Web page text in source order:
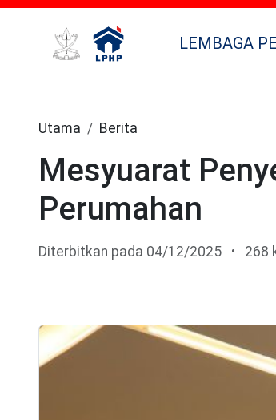
LEMBAGA
Utama Berita
Mesyuarat
Perumahan
Diterbitkan pada 04/12/2025 • 268